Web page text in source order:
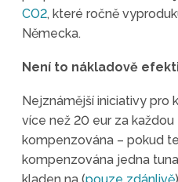
CO2, které ročně
Německa.
Není to nákladově
Nejznámější iniciativy pro
více než 20 eur za
kompenzována – pokud
kompenzována jedna